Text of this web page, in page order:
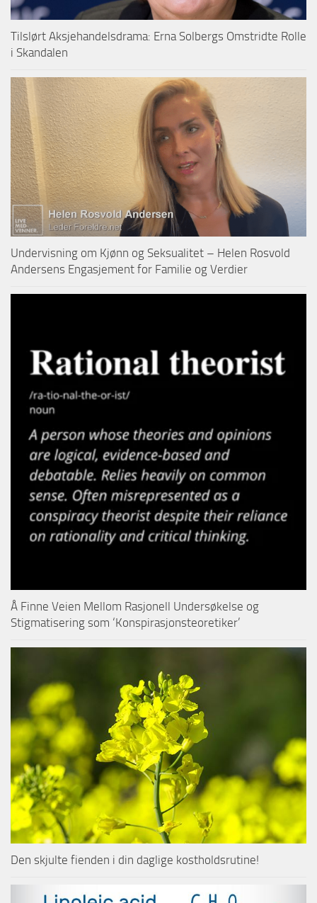
Tilslørt Aksjehandelsdrama: Erna Solbergs Omstridte Rolle
i Skandalen
Undervisning om Kjønn og Seksualitet – Helen Rosvold
Andersens Engasjement for Familie og Verdier
Å Finne Veien Mellom Rasjonell Undersøkelse og
Stigmatisering som ‘Konspirasjonsteoretiker’
Den skjulte fienden i din daglige kostholdsrutine!